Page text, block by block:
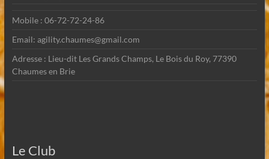
Mobile : 06-72-72-24-86
Email: agility.chaumes@gmail.com
Adresse : Lieu-dit Les Grands Champs, Le Bois du Roy, 77390
Chaumes en Brie
Le Club